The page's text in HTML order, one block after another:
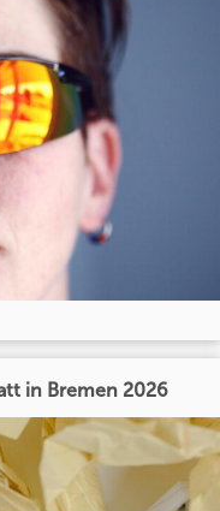
in Bremen 2026